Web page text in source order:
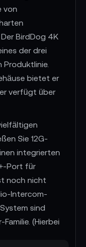
von
BirdDog 4K
der drei
Produktlinie.
bietet er
verfügt über
Sie 12G-
integrierten
Port für
noch nicht
Intercom-
sind
(Hierbei